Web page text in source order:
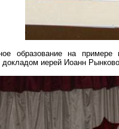
образование на примере
докладом иерей Иоанн